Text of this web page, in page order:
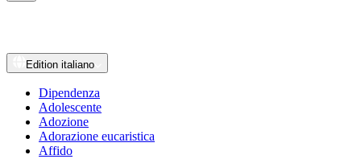
Edition italiano
Dipendenza
Adolescente
Adozione
Adorazione eucaristica
Affido